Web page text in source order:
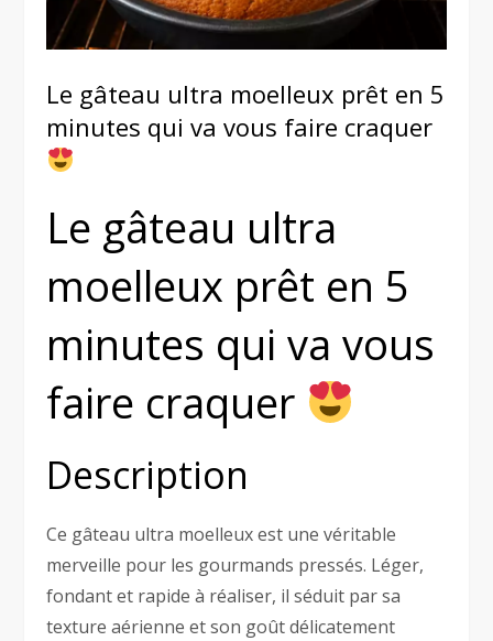
Le gâteau ultra moelleux prêt en 5
minutes qui va vous faire craquer
Le gâteau ultra
moelleux prêt en 5
minutes qui va vous
faire craquer
Description
Ce gâteau ultra moelleux est une véritable
merveille pour les gourmands pressés. Léger,
fondant et rapide à réaliser, il séduit par sa
texture aérienne et son goût délicatement